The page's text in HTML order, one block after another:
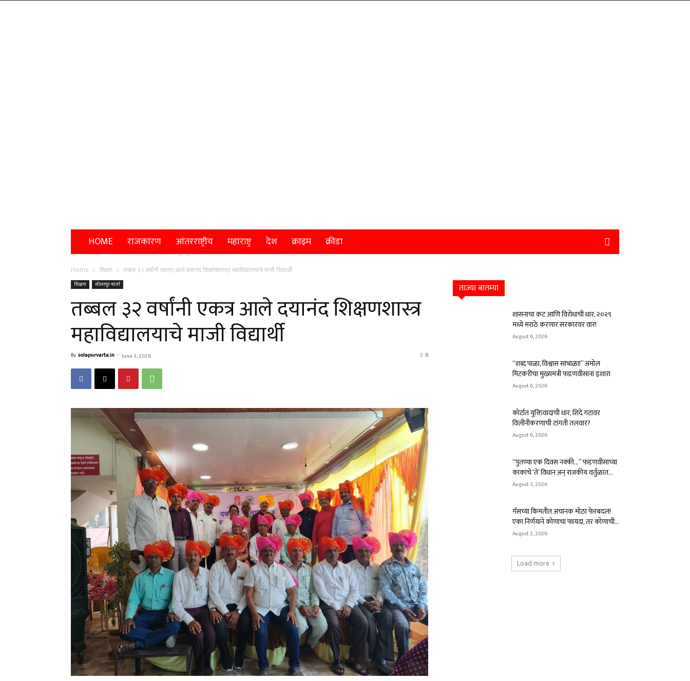
HOME राजकारण आंतरराष्ट्रीय महाराष्ट्र देश क्राइम क्रीडा
Home शिक्षण तब्बल ३२ वर्षांनी एकत्र आले दयानंद शिक्षणशास्त्र महाविद्यालयाचे माजी विद्यार्थी
शिक्षण सोलापूर वार्ता
तब्बल ३२ वर्षांनी एकत्र आले दयानंद शिक्षणशास्त्र
महाविद्यालयाचे माजी विद्यार्थी
By solapurvarta.in - June 3, 2026 0
ताज्या बातम्या
शासनाचा कट आणि विरोधाची धार, २०२९
मध्ये मराठे करणार सरकारवर वार!
August 6, 2026
“शब्द पाळा, विश्वास सांभाळा!” अमोल
मिटकरींचा मुख्यमंत्री फडणवीसांना इशारा
August 6, 2026
कोर्टात युक्तिवादाची धार, शिंदे गटावर
विलीनीकरणाची टांगती तलवार?
August 6, 2026
“पुतण्या एक दिवस नक्की…” फडणवीसांच्या
काकांचे ‘ते’ विधान अन् राजकीय वर्तुळात...
August 3, 2026
गॅसच्या किमतीत अचानक मोठा फेरबदल!
एका निर्णयाने कोणाचा फायदा, तर कोणाची...
August 2, 2026
Load more